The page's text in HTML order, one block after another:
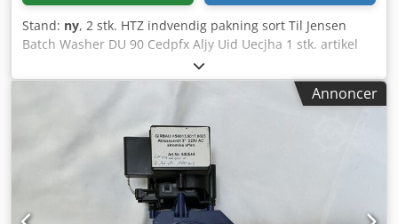
Stand: ny, 2 stk. HTZ indvendig pakning sort Til Jensen
Batch Washer DU 90 Cedpfx Aljy Uid Uecjha 1 stk. artikel
5163557 1 stk. artikel 5163558
Annoncer